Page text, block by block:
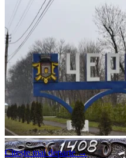
Cernăuți 2014
Citește mai departe→